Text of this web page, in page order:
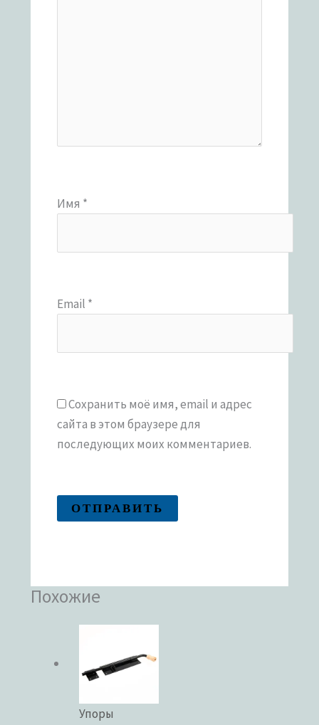
Имя *
Email *
Сохранить моё имя, email и адрес
сайта в этом браузере для
последующих моих комментариев.
Похожие
Упоры